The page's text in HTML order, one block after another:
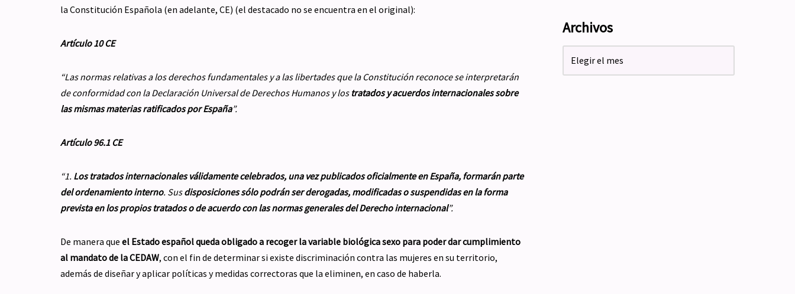
la Constitución Española (en adelante, CE) (el destacado no se encuentra en el original):
Artículo 10 CE
“Las normas relativas a los derechos fundamentales y a las libertades que la Constitución reconoce se interpretarán
de conformidad con la Declaración Universal de Derechos Humanos y los tratados y acuerdos internacionales sobre
las mismas materias ratificados por España”.
Artículo 96.1 CE
“1. Los tratados internacionales válidamente celebrados, una vez publicados oficialmente en España, formarán parte
del ordenamiento interno. Susdisposicionessólopodrán ser derogadas, modificadas o suspendidas en la forma
prevista en los propios tratados o de acuerdo con las normas generales del Derecho internacional”.
De manera que el Estado español queda obligado a recoger la variable biológica sexo para poder dar cumplimiento
al mandato de la CEDAW, con el fin de determinar si existe discriminación contra las mujeres en su territorio,
además de diseñar y aplicar políticas y medidas correctoras que la eliminen, en caso de haberla.
Archivos